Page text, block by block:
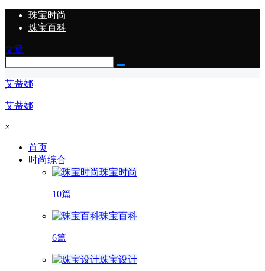
珠宝时尚
珠宝百科
文章
艾蒂娜
艾蒂娜
×
首页
时尚综合
珠宝时尚
10篇
珠宝百科
6篇
珠宝设计